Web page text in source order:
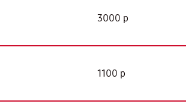
3000 р
1100 р